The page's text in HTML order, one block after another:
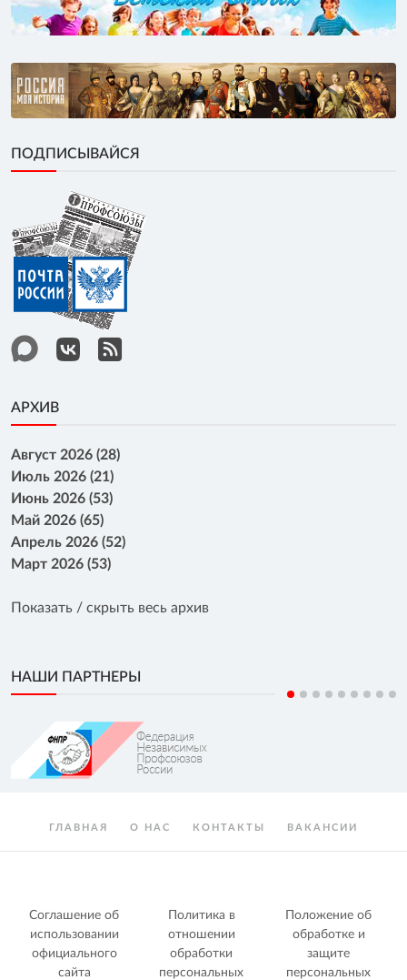
ПОДПИСЫВАЙСЯ
АРХИВ
Август 2026 (28)
Июль 2026 (21)
Июнь 2026 (53)
Май 2026 (65)
Апрель 2026 (52)
Март 2026 (53)
Показать / скрыть весь архив
НАШИ ПАРТНЕРЫ
ГЛАВНАЯ О НАС КОНТАКТЫ ВАКАНСИИ
Соглашение об
использовании
официального
сайта
Политика в
отношении
обработки
персональных
Положение об
обработке и
защите
персональных